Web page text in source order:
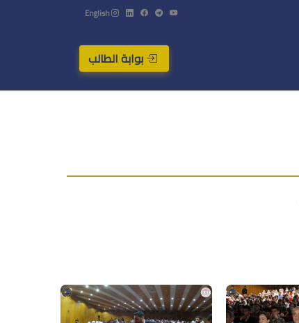
English
بوابة الطالب